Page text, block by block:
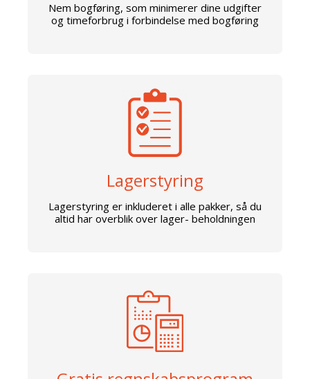
Nem bogføring, som minimerer dine udgifter
og timeforbrug i forbindelse med bogføring
Lagerstyring
Lagerstyring er inkluderet i alle pakker, så du
altid har overblik over lager- beholdningen